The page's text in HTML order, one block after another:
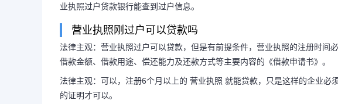
业执照过户贷款银行能查到过户信息。
营业执照刚过户可以贷款吗
法律主观：营业执照过户可以贷款，但是有前提条件，营业执照的注册时间
借款金额、借款用途、偿还能力及还款方式等主要内容的《借款申请书》。
法律主观：可以，注册6个月以上的 营业执照 就能贷款，只是这样的企业必
的证明才可以。